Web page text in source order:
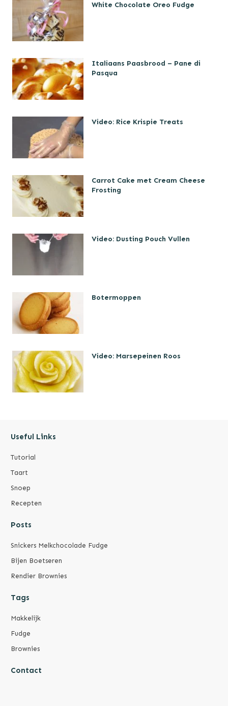
White Chocolate Oreo Fudge
Italiaans Paasbrood – Pane di
Pasqua
Video: Rice Krispie Treats
Carrot Cake met Cream Cheese
Frosting
Video: Dusting Pouch Vullen
Botermoppen
Video: Marsepeinen Roos
Useful Links
Tutorial
Taart
Snoep
Recepten
Posts
Snickers Melkchocolade Fudge
Bijen Boetseren
Rendier Brownies
Tags
Makkelijk
Fudge
Brownies
Contact